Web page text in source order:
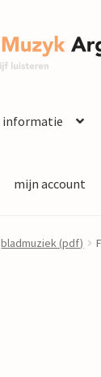
informatie
mijn account
bladmuziek (pdf)